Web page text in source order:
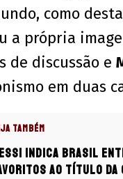
como
a própria
de discussão e
em duas
TAMBÉM
indica Brasil
ao título da